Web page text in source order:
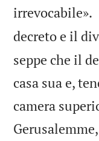
irrevocabile».
decreto e il
seppe che il
casa sua e,
camera